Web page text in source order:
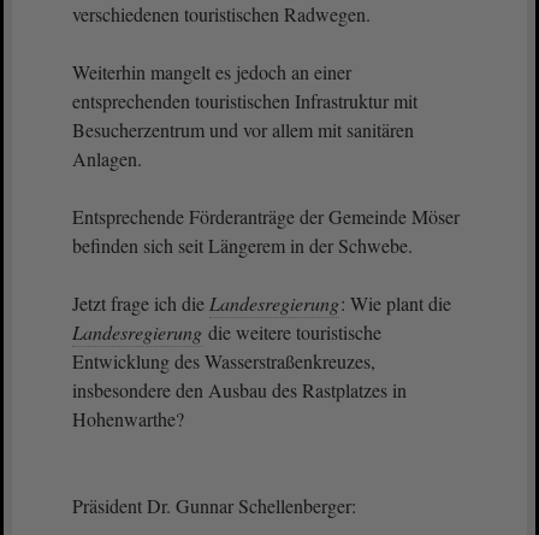
verschiedenen touristischen Radwegen.
Weiterhin mangelt es jedoch an einer
entsprechenden touristischen Infrastruktur mit
Besucherzentrum und vor allem mit sanitären
Anlagen.
Entsprechende Förderanträge der Gemeinde Möser
befinden sich seit Längerem in der Schwebe.
Jetzt frage ich die Landesregierung: Wie plant die
Landesregierung die weitere touristische
Entwicklung des Wasserstraßenkreuzes,
insbesondere den Ausbau des Rastplatzes in
Hohenwarthe?
Präsident Dr. Gunnar Schellenberger: